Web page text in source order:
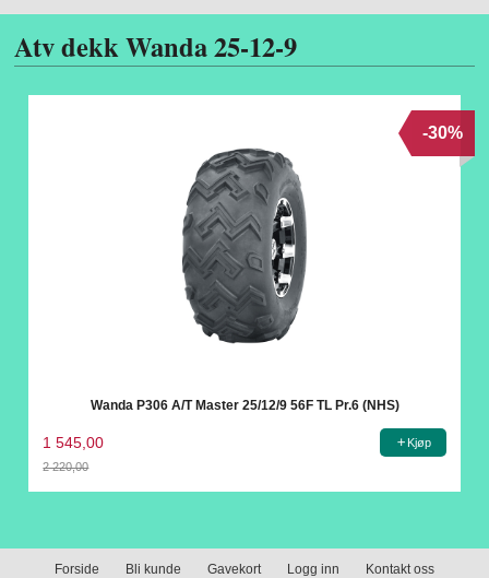
Atv dekk Wanda 25-12-9
Wanda P306 A/T Master 25/12/9 56F TL Pr.6 (NHS)
1 545,00
2 220,00
-30%
Kjøp
Forside Bli kunde Gavekort Logg inn Kontakt oss